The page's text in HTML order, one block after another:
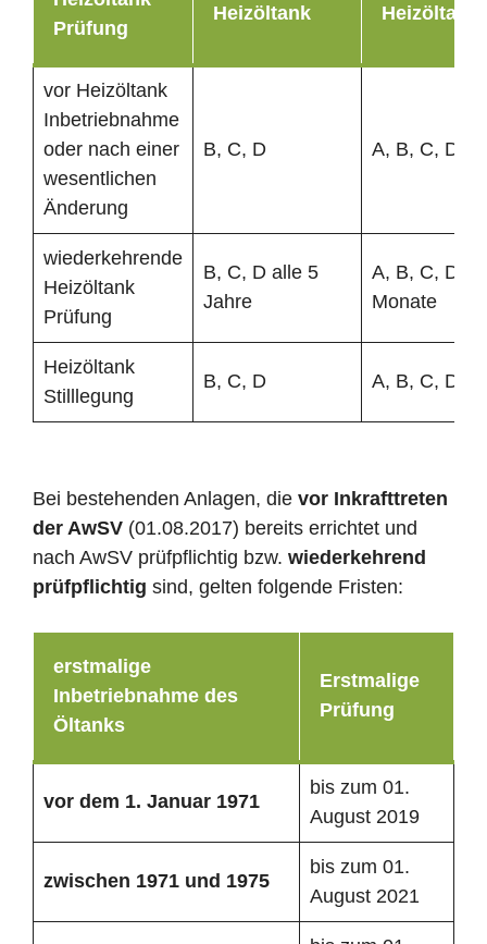
Prüfung
Heizöltank Heizöltank
vor Heizöltank
Inbetriebnahme
oder nach einer
wesentlichen
Änderung
B, C, D A, B, C, D
wiederkehrende
Heizöltank
Prüfung
B, C, D alle 5
Jahre
A, B, C, D
Monate
Heizöltank
Stilllegung
B, C, D A, B, C, D
Bei bestehenden Anlagen, die vor Inkrafttreten
der AwSV (01.08.2017) bereits errichtet und
nach AwSV prüfpflichtig bzw. wiederkehrend
prüfpflichtig sind, gelten folgende Fristen:
erstmalige
Inbetriebnahme des
Öltanks
Erstmalige
Prüfung
vor dem 1. Januar 1971
bis zum 01.
August 2019
zwischen 1971 und 1975
bis zum 01.
August 2021